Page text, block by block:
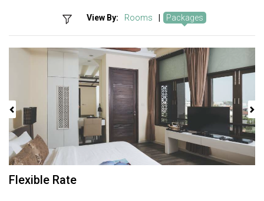
View By: Rooms Packages
Previous
Flexible Rate